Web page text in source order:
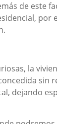
de este
por
la
sin
dejando